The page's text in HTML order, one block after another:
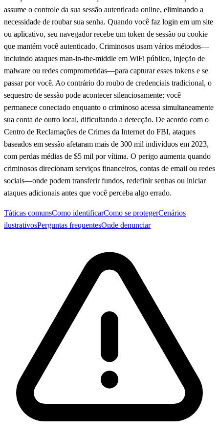
assume o controle da sua sessão autenticada online, eliminando a
necessidade de roubar sua senha. Quando você faz login em um site
ou aplicativo, seu navegador recebe um token de sessão ou cookie
que mantém você autenticado. Criminosos usam vários métodos—
incluindo ataques man-in-the-middle em WiFi público, injeção de
malware ou redes comprometidas—para capturar esses tokens e se
passar por você. Ao contrário do roubo de credenciais tradicional, o
sequestro de sessão pode acontecer silenciosamente; você
permanece conectado enquanto o criminoso acessa simultaneamente
sua conta de outro local, dificultando a detecção. De acordo com o
Centro de Reclamações de Crimes da Internet do FBI, ataques
baseados em sessão afetaram mais de 300 mil indivíduos em 2023,
com perdas médias de $5 mil por vítima. O perigo aumenta quando
criminosos direcionam serviços financeiros, contas de email ou redes
sociais—onde podem transferir fundos, redefinir senhas ou iniciar
ataques adicionais antes que você perceba algo errado.
Táticas comunsComo identificarComo se protegerCenários
ilustrativosPerguntas frequentesOnde denunciar